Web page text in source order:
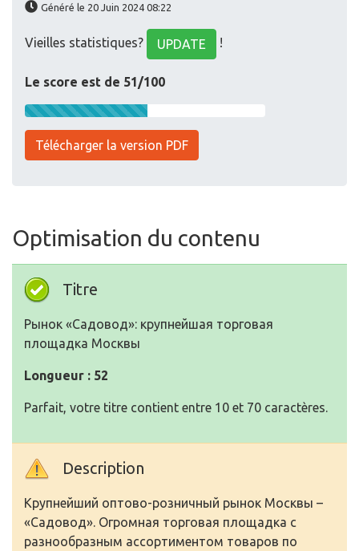
Généré le 20 Juin 2024 08:22
Vieilles statistiques? UPDATE !
Le score est de 51/100
Télécharger la version PDF
Optimisation du contenu
Titre
Рынок «Садовод»: крупнейшая торговая
площадка Москвы
Longueur : 52
Parfait, votre titre contient entre 10 et 70 caractères.
Description
Крупнейший оптово-розничный рынок Москвы –
«Садовод». Огромная торговая площадка с
разнообразным ассортиментом товаров по